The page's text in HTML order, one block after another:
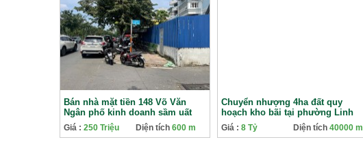
Bán nhà mặt tiền 148 Võ Văn
Ngân phố kinh doanh sầm uất
nhất Thủ Đức
Giá : 250 Triệu Diện tích 600 m
Chuyển nhượng 4ha đất quy
hoạch kho bãi tại phường Linh
Xuân
Giá : 8 Tỷ Diện tích 40000 m